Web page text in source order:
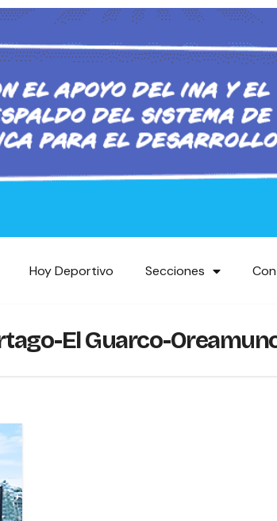
Hoy Deportivo Secciones
El Guarco-